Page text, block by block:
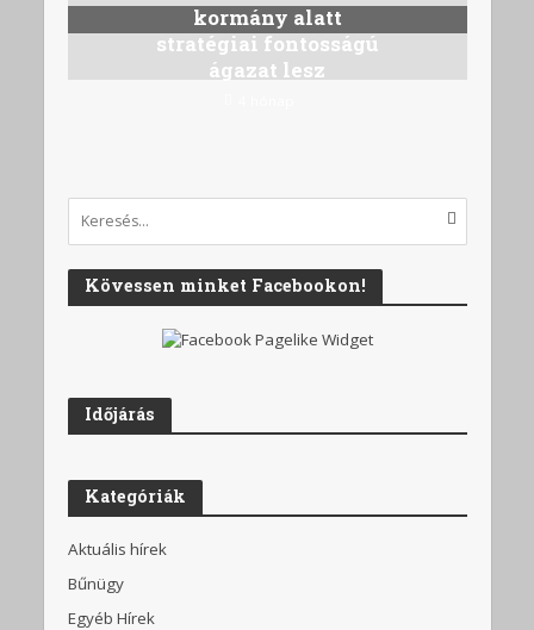
kormány alatt
stratégiai fontosságú
ágazat lesz
Kövessen minket Facebookon!
Időjárás
Kategóriák
Aktuális hírek
Bűnügy
Egyéb Hírek